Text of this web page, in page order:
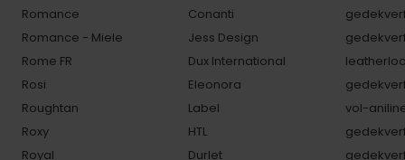
Romance
Conanti
Romance - Miele
Jess Design
Rome FR
Dux International
Rosi
Eleonora
Roughtan
Label
vol-
Roxy
HTL
Royal
Durlet